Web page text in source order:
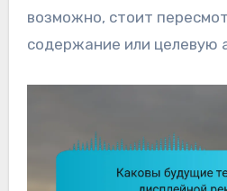
возможно, стоит
содержание или целевую